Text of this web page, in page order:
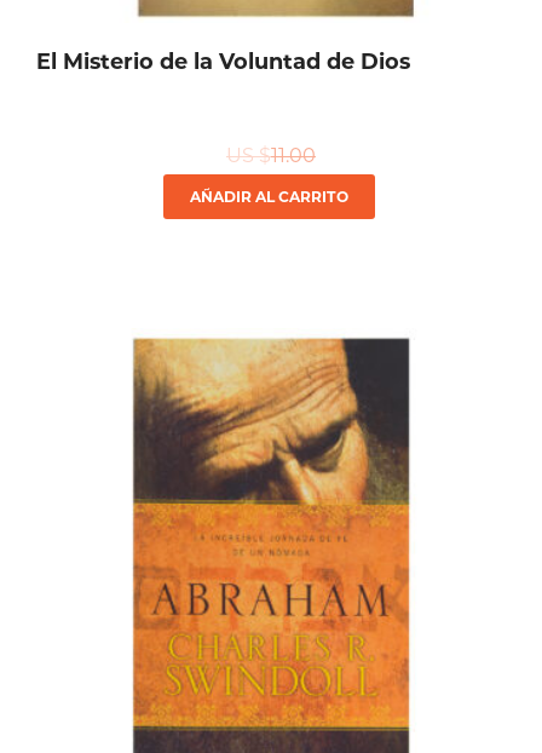
El Misterio de la Voluntad de Dios
US $11.00
AÑADIR AL CARRITO